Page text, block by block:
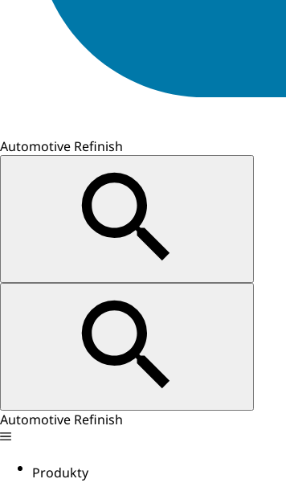
Automotive Refinish
Automotive Refinish
Produkty